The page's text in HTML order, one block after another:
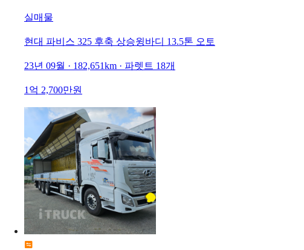
실매물
현대 파비스 325 후축 상승윙바디 13.5톤 오토
23년 09월 · 182,651km · 파렛트 18개
1억 2,700만원